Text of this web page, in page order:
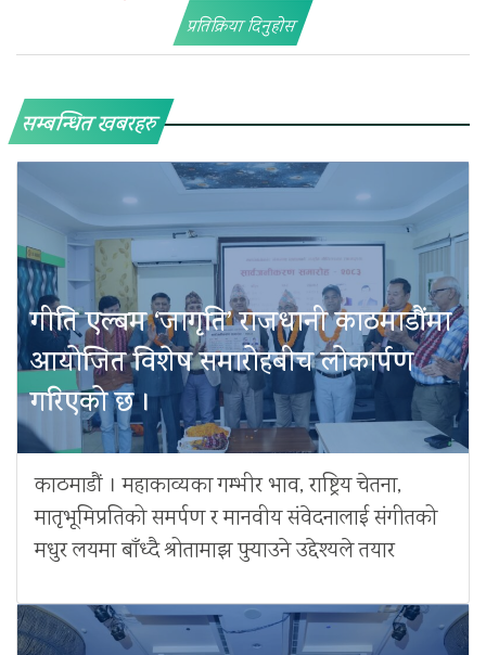
प्रतिक्रिया दिनुहोस
सम्बन्धित खबरहरु
गीति एल्बम ‘जागृति’ राजधानी काठमाडौंमा
आयोजित विशेष समारोहबीच लोकार्पण
गरिएको छ ।
काठमाडौं । महाकाव्यका गम्भीर भाव, राष्ट्रिय चेतना,
मातृभूमिप्रतिको समर्पण र मानवीय संवेदनालाई संगीतको
मधुर लयमा बाँध्दै श्रोतामाझ पुर्‍याउने उद्देश्यले तयार